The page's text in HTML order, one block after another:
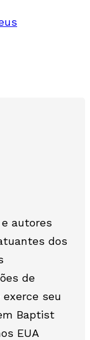
autores
dos
de
seu
Baptist
EUA